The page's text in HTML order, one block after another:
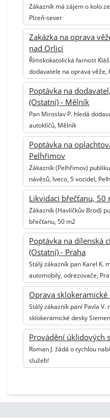
Zákazník má zájem o kolo
Plzeň-sever
Zakázka na oprava
nad Orlicí
Římskokatolická farnost
dodavatele na oprava věže,
Poptávka na
(Ostatní) - Mělník
Pan Miroslav P. hledá
autoklíčů, Mělník
Poptávka na
Pelhřimov
Zákazník (Pelhřimov)
návěsů, Iveco, 5 vozidel,
Likvidaci břečťanu, 50
Zákazník (Havlíčkův Brod)
břečťanu, 50 m2
Poptávka na dílenská
(Ostatní) - Praha
Stálý zákazník pan Karel K.
automobily, odrezovače,
Oprava sklokeramické
Stálý zákazník paní Pavla V.
sklokeramické desky
Provádění úklidových
Roman J. žádá o rychlou
služeb!